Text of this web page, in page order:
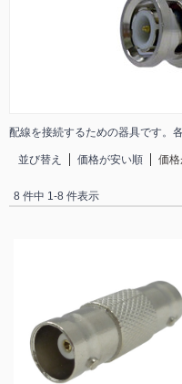
配線を接続するための器具です。
並び替え 価格が安い順 価
8 件中 1-8 件表示